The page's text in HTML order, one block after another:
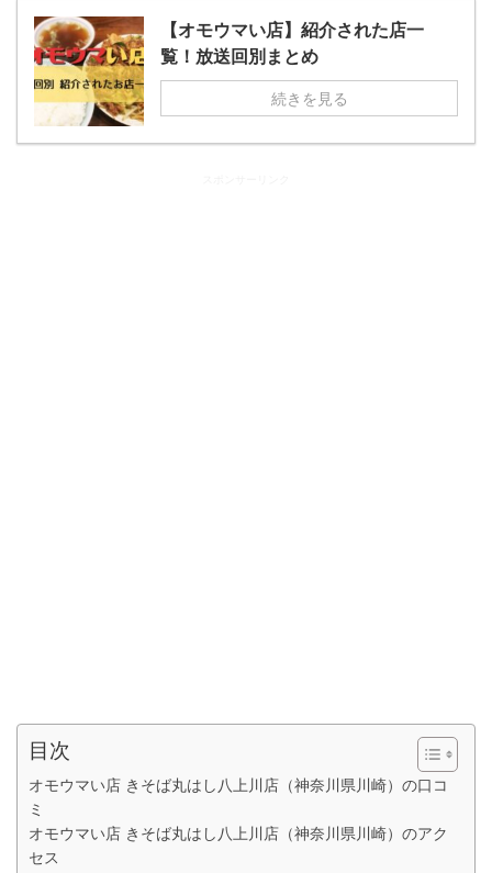
【オモウマい店】紹介された店一
覧！放送回別まとめ
続きを見る
目次
オモウマい店 きそば丸はし八上川店（神奈川県川崎）の口コ
ミ
オモウマい店 きそば丸はし八上川店（神奈川県川崎）のアク
セス